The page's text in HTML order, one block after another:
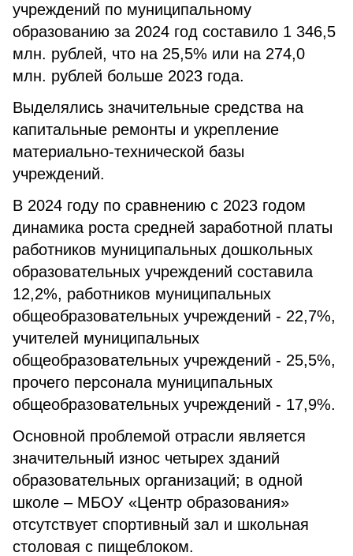
учреждений по муниципальному
образованию за 2024 год составило 1 346,5
млн. рублей, что на 25,5% или на 274,0
млн. рублей больше 2023 года.
Выделялись значительные средства на
капитальные ремонты и укрепление
материально-технической базы
учреждений.
В 2024 году по сравнению с 2023 годом
динамика роста средней заработной платы
работников муниципальных дошкольных
образовательных учреждений составила
12,2%, работников муниципальных
общеобразовательных учреждений - 22,7%,
учителей муниципальных
общеобразовательных учреждений - 25,5%,
прочего персонала муниципальных
общеобразовательных учреждений - 17,9%.
Основной проблемой отрасли является
значительный износ четырех зданий
образовательных организаций; в одной
школе – МБОУ «Центр образования»
отсутствует спортивный зал и школьная
столовая с пищеблоком.